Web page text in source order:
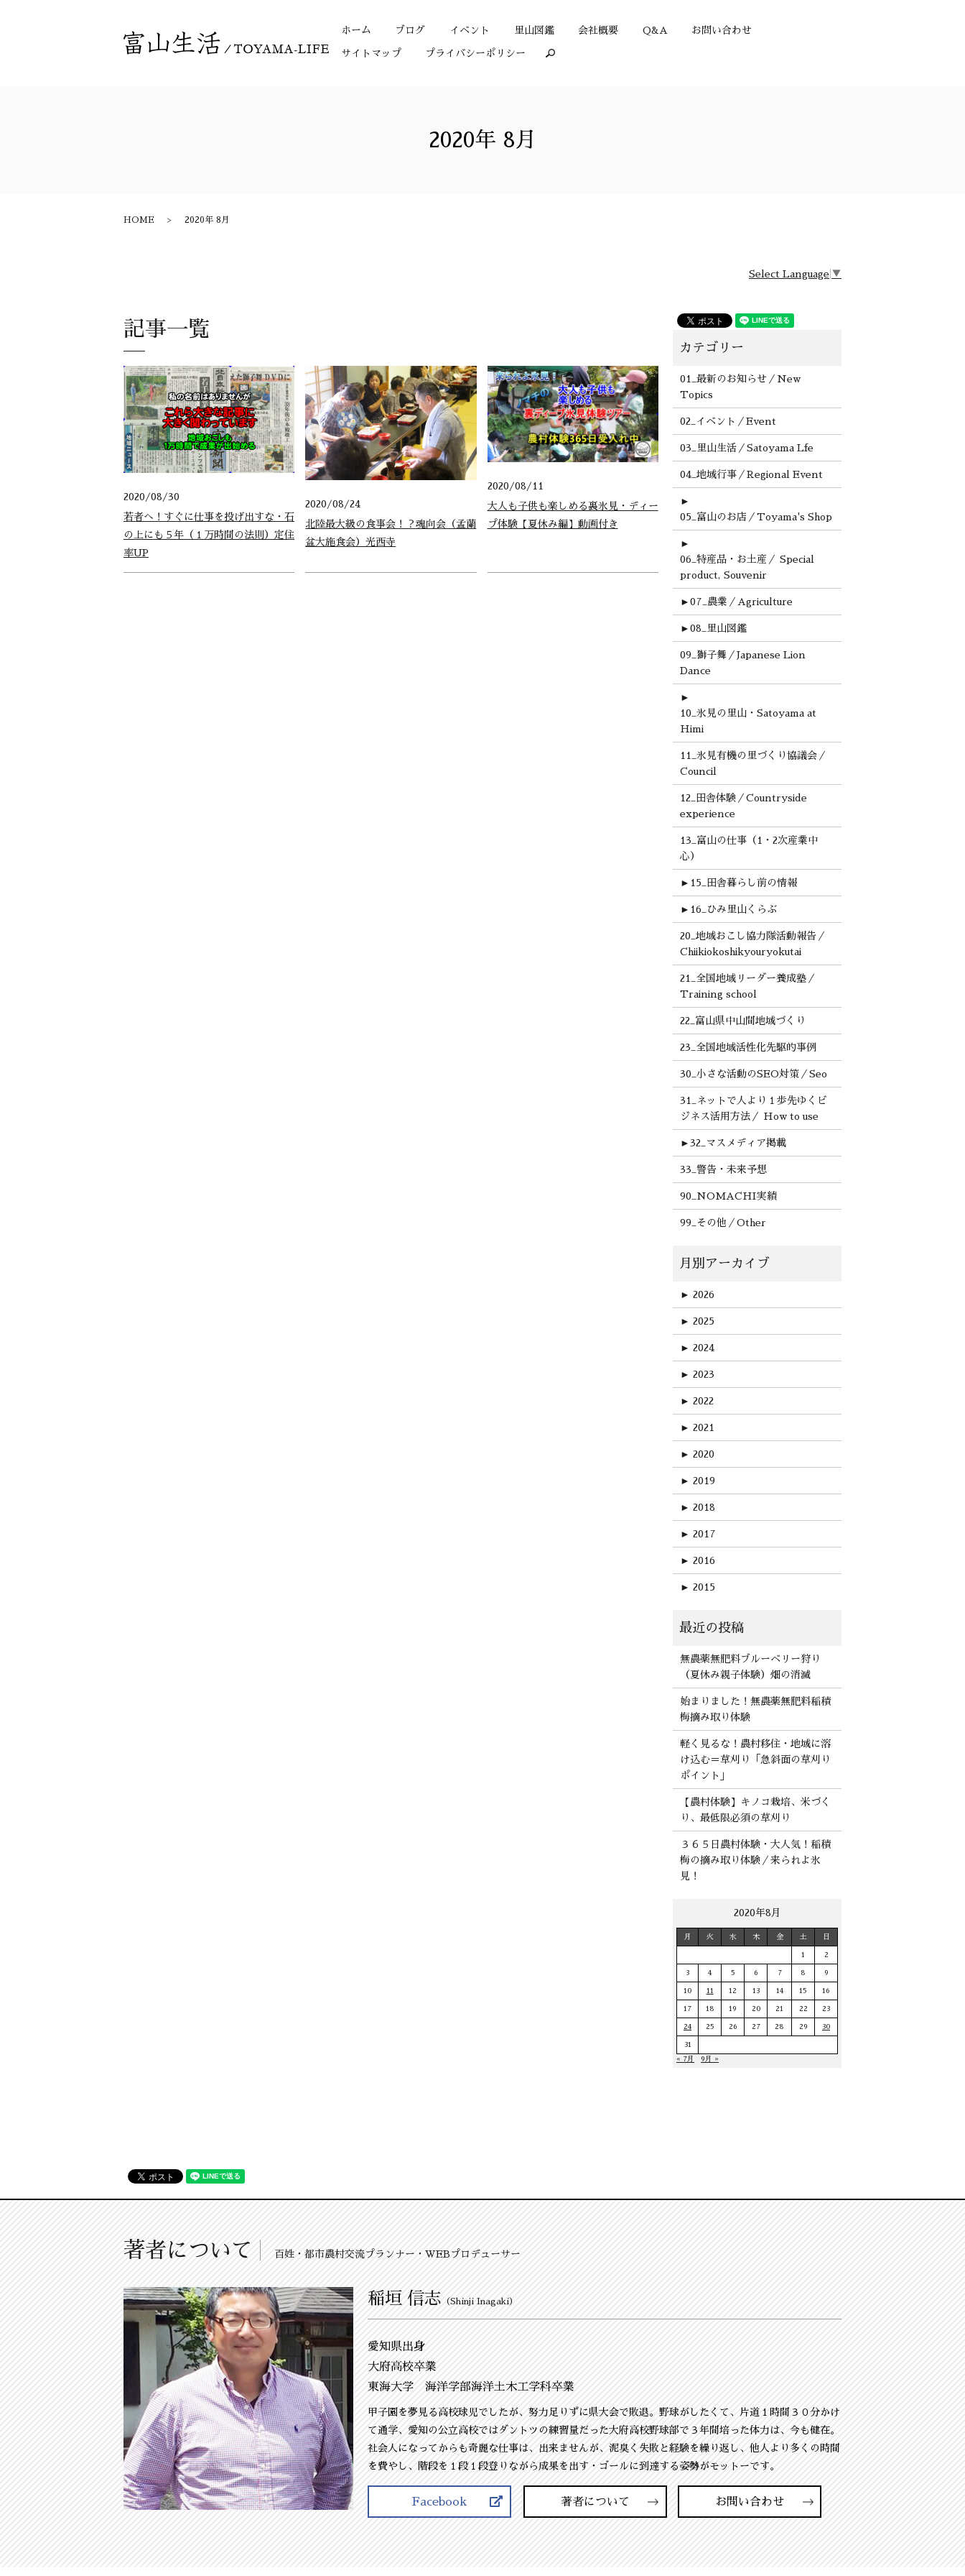
ホーム ブログ イベント 里山図鑑 会社概要 Q&A お問い合わせ
サイトマップ プライバシーポリシー search
2020年 8月
HOME 2020年 8月
Select Language ▼
記事一覧
2020/08/30
若者へ！すぐに仕事を投げ出すな・石
の上にも５年（１万時間の法則）定住
率UP
2020/08/24
北陸最大級の食事会！？魂向会（孟蘭
盆大施食会）光西寺
2020/08/11
大人も子供も楽しめる裏氷見・ディー
プ体験【夏休み編】動画付き
01_最新のお知らせ／New
Topics
02_イベント／Event
03_里山生活／Satoyama Lfe
04_地域行事／Regional Event
►
05_富山のお店／Toyama's Shop
►
06_特産品・お土産／ Special
product, Souvenir
► 07_農業／Agriculture
► 08_里山図鑑
09_獅子舞／Japanese Lion
Dance
►
10_氷見の里山・Satoyama at
Himi
11_氷見有機の里づくり協議会／
Council
12_田舎体験／Countryside
experience
13_富山の仕事（1・2次産業中
心）
► 15_田舎暮らし前の情報
► 16_ひみ里山くらぶ
20_地域おこし協力隊活動報告／
Chiikiokoshikyouryokutai
21_全国地域リーダー養成塾／
Training school
22_富山県中山間地域づくり
23_全国地域活性化先駆的事例
30_小さな活動のSEO対策／Seo
31_ネットで人より１歩先ゆくビ
ジネス活用方法／ How to use
► 32_マスメディア掲載
33_警告・未来予想
90_NOMACHI実績
99_その他／Other
► 2026
► 2025
► 2024
► 2023
► 2022
► 2021
► 2020
► 2019
► 2018
► 2017
► 2016
► 2015
無農薬無肥料ブルーベリー狩り
（夏休み親子体験）畑の消滅
始まりました！無農薬無肥料稲積
梅摘み取り体験
軽く見るな！農村移住・地域に溶
け込む＝草刈り「急斜面の草刈り
ポイント」
【農村体験】キノコ栽培、米づく
り、最低限必須の草刈り
３６５日農村体験・大人気！稲積
梅の摘み取り体験／来られよ氷
見！
2020年8月
月 火 水 木 金 土 日
1 2
3 4 5 6 7 8 9
10 11 12 13 14 15 16
17 18 19 20 21 22 23
24 25 26 27 28 29 30
31
« 7月
9月 »
著者について 百姓・都市農村交流プランナー・WEBプロデューサー
稲垣 信志（Shinji Inagaki）
愛知県出身
大府高校卒業
東海大学 海洋学部海洋土木工学科卒業
甲子園を夢見る高校球児でしたが、努力足りずに県大会で敗退。野球がしたくて、片道１時間３０分かけ
て通学、愛知の公立高校ではダントツの練習量だった大府高校野球部で３年間培った体力は、今も健在。
社会人になってからも奇麗な仕事は、出来ませんが、泥臭く失敗と経験を繰り返し、他人より多くの時間
を費やし、階段を１段１段登りながら成果を出す・ゴールに到達する姿勢がモットーです。
Facebook 著者について お問い合わせ